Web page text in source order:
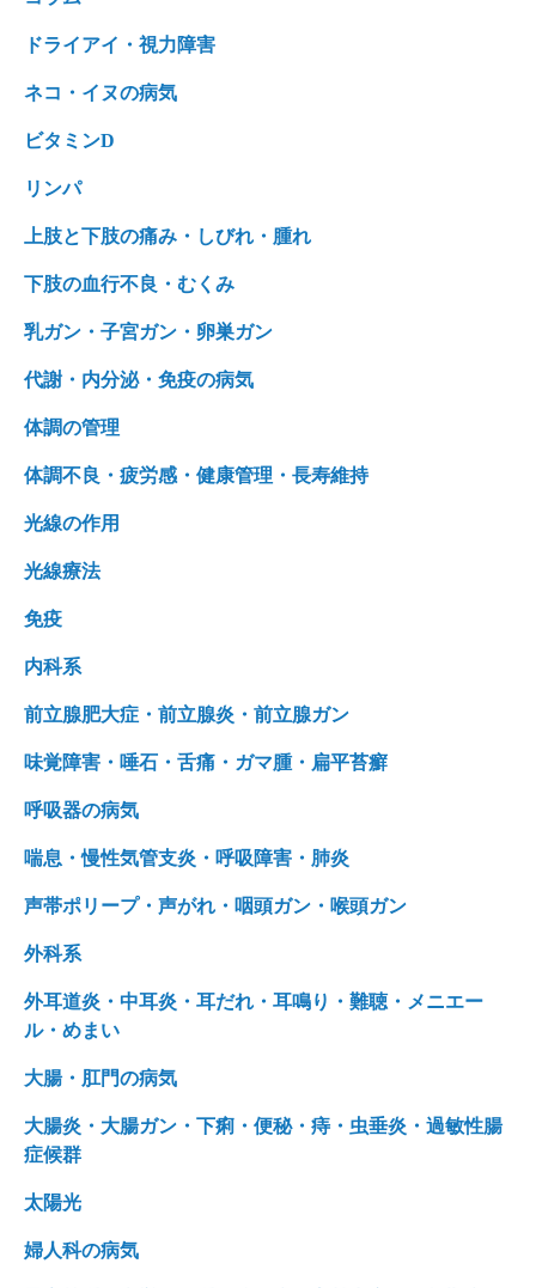
ドライアイ・視力障害
ネコ・イヌの病気
ビタミンD
リンパ
上肢と下肢の痛み・しびれ・腫れ
下肢の血行不良・むくみ
乳ガン・子宮ガン・卵巣ガン
代謝・内分泌・免疫の病気
体調の管理
体調不良・疲労感・健康管理・長寿維持
光線の作用
光線療法
免疫
内科系
前立腺肥大症・前立腺炎・前立腺ガン
味覚障害・唾石・舌痛・ガマ腫・扁平苔癬
呼吸器の病気
喘息・慢性気管支炎・呼吸障害・肺炎
声帯ポリープ・声がれ・咽頭ガン・喉頭ガン
外科系
外耳道炎・中耳炎・耳だれ・耳鳴り・難聴・メニエー
ル・めまい
大腸・肛門の病気
大腸炎・大腸ガン・下痢・便秘・痔・虫垂炎・過敏性腸
症候群
太陽光
婦人科の病気